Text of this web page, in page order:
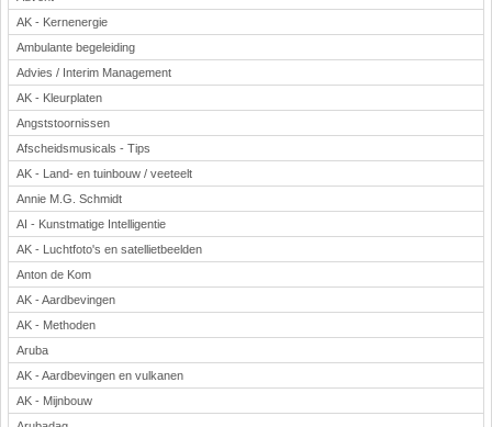
AK - Kernenergie
Ambulante begeleiding
Advies / Interim Management
AK - Kleurplaten
Angststoornissen
Afscheidsmusicals - Tips
AK - Land- en tuinbouw / veeteelt
Annie M.G. Schmidt
AI - Kunstmatige Intelligentie
AK - Luchtfoto's en satellietbeelden
Anton de Kom
AK - Aardbevingen
AK - Methoden
Aruba
AK - Aardbevingen en vulkanen
AK - Mijnbouw